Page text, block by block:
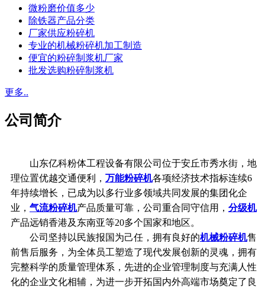
微粉磨价值多少
除铁器产品分类
厂家供应粉碎机
专业的机械粉碎机加工制造
便宜的粉碎制浆机厂家
批发选购粉碎制浆机
更多..
公司简介
山东亿科粉体工程设备有限公司位于安丘市秀水街，地
理位置优越交通便利， 万能粉碎机各项经济技术指标连续6
年持续增长，已成为以多行业多领域共同发展的集团化企
业， 气流粉碎机产品质量可靠，公司重合同守信用， 分级机
产品远销香港及东南亚等20多个国家和地区。
公司坚持以民族报国为己任，拥有良好的机械粉碎机售
前售后服务，为全体员工塑造了现代发展创新的灵魂，拥有
完整科学的质量管理体系，先进的企业管理制度与充满人性
化的企业文化相辅，为进一步开拓国内外高端市场奠定了良